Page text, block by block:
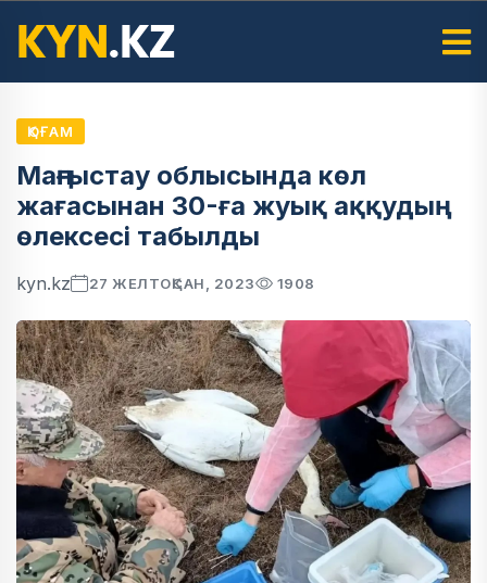
ҚОҒАМ
Маңғыстау облысында көл
жағасынан 30-ға жуық аққудың
өлексесі табылды
kyn.kz 27 ЖЕЛТОҚСАН, 2023 1908